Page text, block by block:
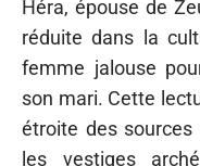
Héra, épouse de
réduite dans la
femme jalouse
son mari. Cette
étroite des
les vestiges